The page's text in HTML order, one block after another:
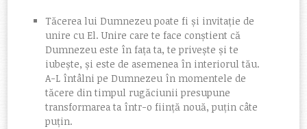
Tăcerea lui Dumnezeu poate fi și invitație de
unire cu El. Unire care te face conștient că
Dumnezeu este în fața ta, te privește și te
iubește, și este de asemenea în interiorul tău.
A-L întâlni pe Dumnezeu în momentele de
tăcere din timpul rugăciunii presupune
transformarea ta într-o ființă nouă, puțin câte
puțin.